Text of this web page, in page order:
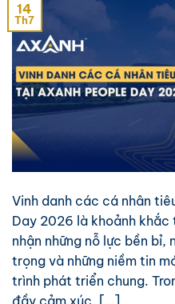
14
Th7
Vinh danh các cá nhân
Day 2026 là khoảnh
nhận những nỗ lực bền bỉ,
trọng và những niềm tin
trình phát triển chung.
đầy cảm xúc, […]